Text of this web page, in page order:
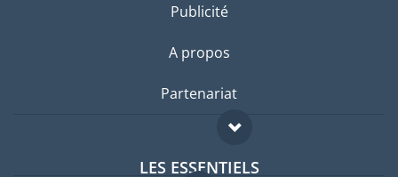
Publicité
A propos
Partenariat
LES ESSENTIELS